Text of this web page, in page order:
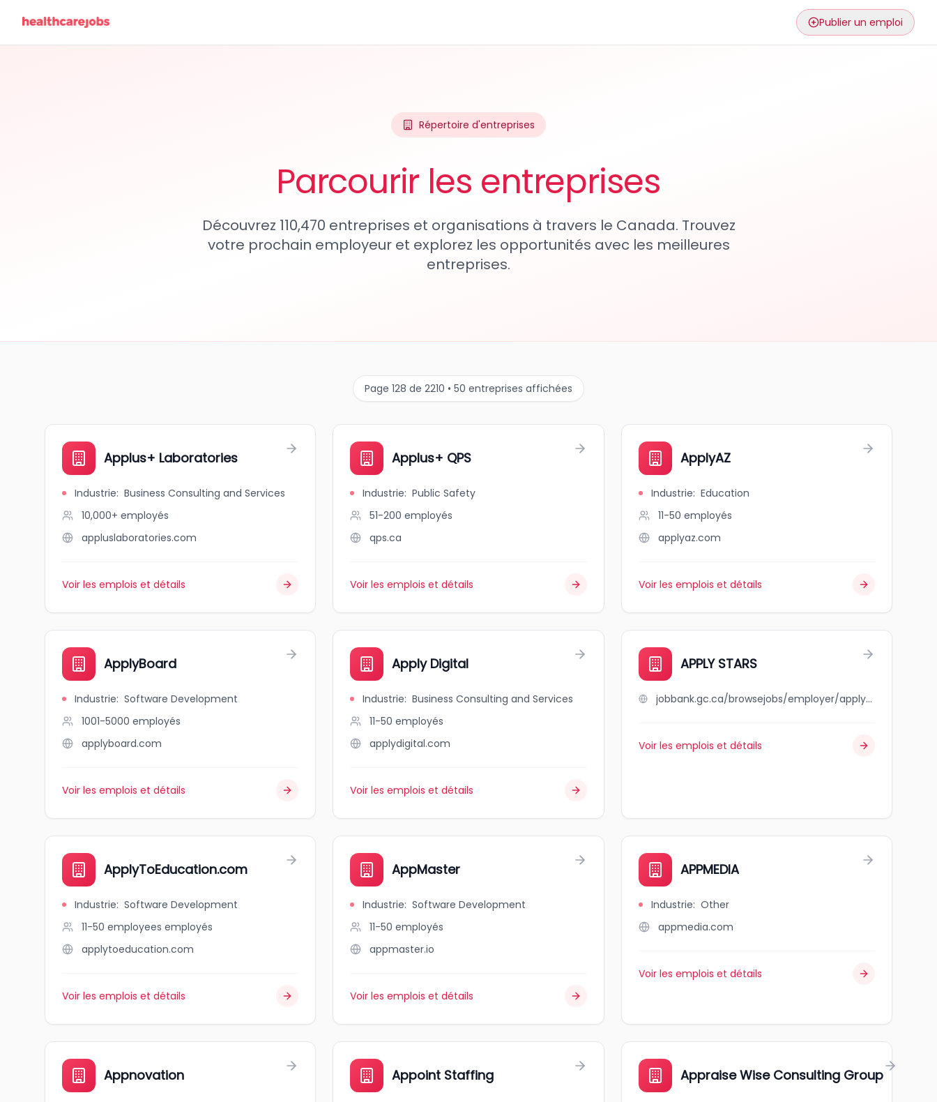
Publier un emploi
Répertoire d'entreprises
Parcourir les entreprises
Découvrez 110,470 entreprises et organisations à travers le Canada. Trouvez
votre prochain employeur et explorez les opportunités avec les meilleures
entreprises.
Page 128 de 2210 • 50 entreprises affichées
Applus+ Laboratories
Industrie: Business Consulting and Services
10,000+ employés
appluslaboratories.com
Voir les emplois et détails
Applus+ QPS
Industrie: Public Safety
51-200 employés
qps.ca
Voir les emplois et détails
ApplyAZ
Industrie: Education
11-50 employés
applyaz.com
Voir les emplois et détails
ApplyBoard
Industrie: Software Development
1001-5000 employés
applyboard.com
Voir les emplois et détails
Apply Digital
Industrie: Business Consulting and Services
11-50 employés
applydigital.com
Voir les emplois et détails
APPLY STARS
jobbank.gc.ca/browsejobs/employer/apply+stars/ca
Voir les emplois et détails
ApplyToEducation.com
Industrie: Software Development
11-50 employees employés
applytoeducation.com
Voir les emplois et détails
AppMaster
Industrie: Software Development
11-50 employés
appmaster.io
Voir les emplois et détails
APPMEDIA
Industrie: Other
appmedia.com
Voir les emplois et détails
Appnovation Appoint Staffing Appraise Wise Consulting Group